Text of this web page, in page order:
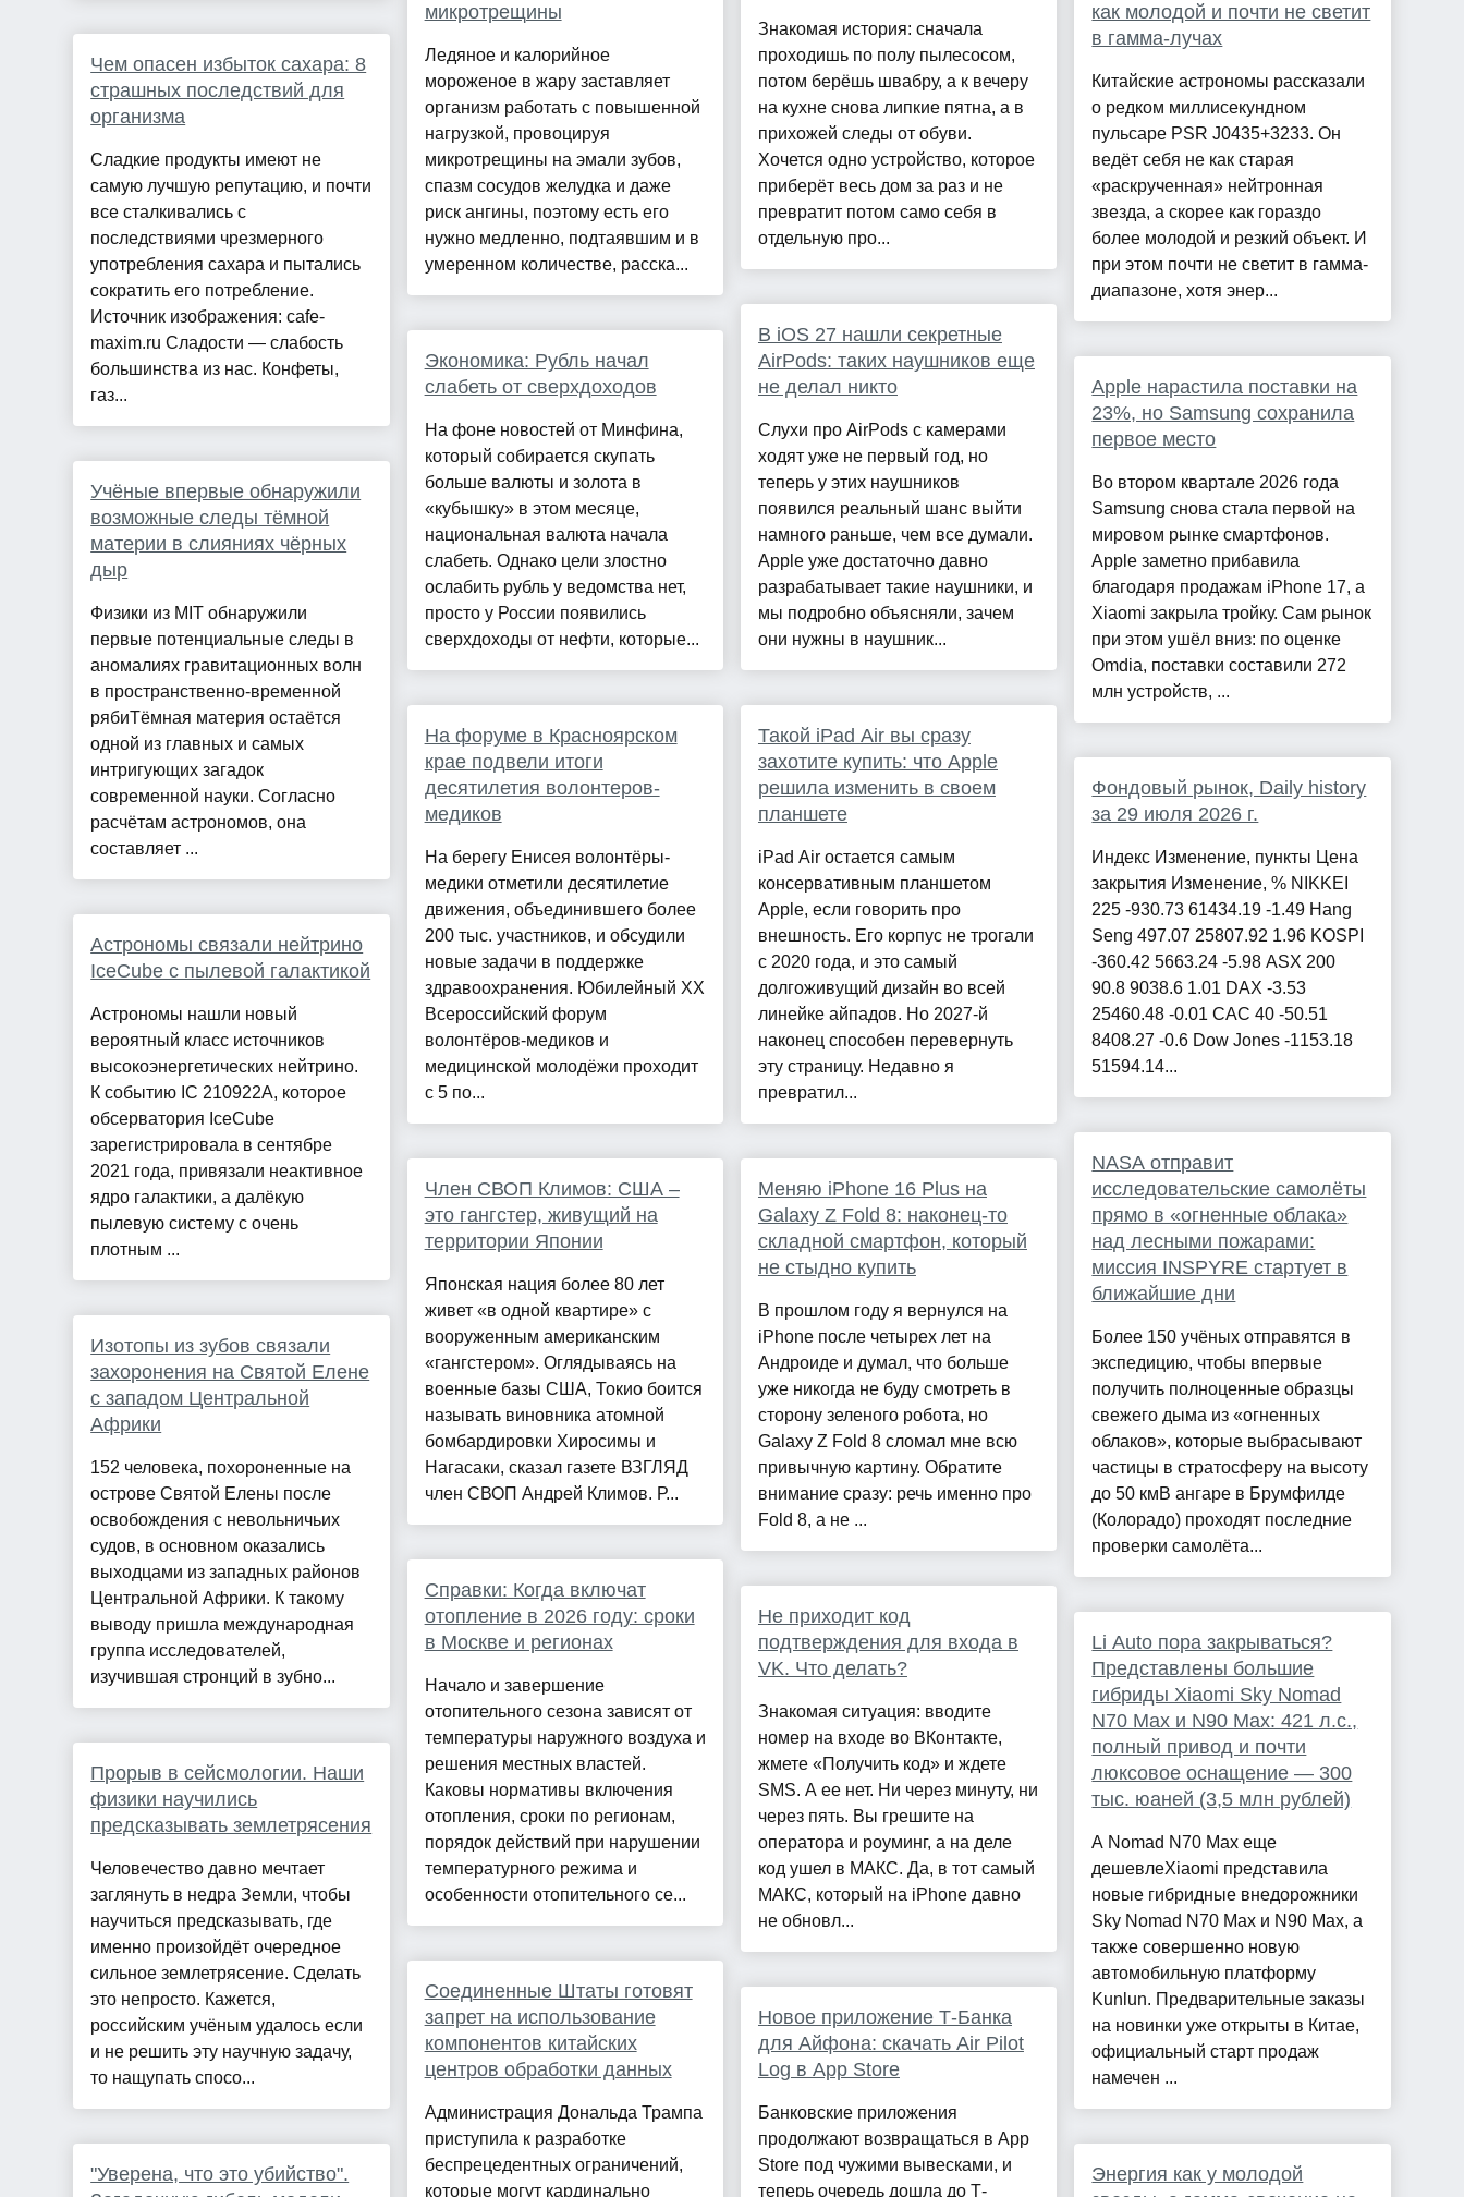
Чем опасен избыток сахара: 8
страшных последствий для
организма
Сладкие продукты имеют не
самую лучшую репутацию, и почти
все сталкивались с
последствиями чрезмерного
употребления сахара и пытались
сократить его потребление.
Источник изображения: cafe-
maxim.ru Сладости — слабость
большинства из нас. Конфеты,
газ...
Учёные впервые обнаружили
возможные следы тёмной
материи в слияниях чёрных
дыр
Физики из MIT обнаружили
первые потенциальные следы в
аномалиях гравитационных волн
в пространственно-временной
рябиТёмная материя остаётся
одной из главных и самых
интригующих загадок
современной науки. Согласно
расчётам астрономов, она
составляет ...
Астрономы связали нейтрино
IceCube с пылевой галактикой
Астрономы нашли новый
вероятный класс источников
высокоэнергетических нейтрино.
К событию IC 210922A, которое
обсерватория IceCube
зарегистрировала в сентябре
2021 года, привязали неактивное
ядро галактики, а далёкую
пылевую систему с очень
плотным ...
Изотопы из зубов связали
захоронения на Святой Елене
с западом Центральной
Африки
152 человека, похороненные на
острове Святой Елены после
освобождения с невольничьих
судов, в основном оказались
выходцами из западных районов
Центральной Африки. К такому
выводу пришла международная
группа исследователей,
изучившая стронций в зубно...
Прорыв в сейсмологии. Наши
физики научились
предсказывать землетрясения
Человечество давно мечтает
заглянуть в недра Земли, чтобы
научиться предсказывать, где
именно произойдёт очередное
сильное землетрясение. Сделать
это непросто. Кажется,
российским учёным удалось если
и не решить эту научную задачу,
то нащупать спосо...
"Уверена, что это убийство".
микротрещины
Ледяное и калорийное
мороженое в жару заставляет
организм работать с повышенной
нагрузкой, провоцируя
микротрещины на эмали зубов,
спазм сосудов желудка и даже
риск ангины, поэтому есть его
нужно медленно, подтаявшим и в
умеренном количестве, расска...
Экономика: Рубль начал
слабеть от сверхдоходов
На фоне новостей от Минфина,
который собирается скупать
больше валюты и золота в
«кубышку» в этом месяце,
национальная валюта начала
слабеть. Однако цели злостно
ослабить рубль у ведомства нет,
просто у России появились
сверхдоходы от нефти, которые...
На форуме в Красноярском
крае подвели итоги
десятилетия волонтеров-
медиков
На берегу Енисея волонтёры-
медики отметили десятилетие
движения, объединившего более
200 тыс. участников, и обсудили
новые задачи в поддержке
здравоохранения. Юбилейный ХХ
Всероссийский форум
волонтёров-медиков и
медицинской молодёжи проходит
с 5 по...
Член СВОП Климов: США –
это гангстер, живущий на
территории Японии
Японская нация более 80 лет
живет «в одной квартире» с
вооруженным американским
«гангстером». Оглядываясь на
военные базы США, Токио боится
называть виновника атомной
бомбардировки Хиросимы и
Нагасаки, сказал газете ВЗГЛЯД
член СВОП Андрей Климов. Р...
Справки: Когда включат
отопление в 2026 году: сроки
в Москве и регионах
Начало и завершение
отопительного сезона зависят от
температуры наружного воздуха и
решения местных властей.
Каковы нормативы включения
отопления, сроки по регионам,
порядок действий при нарушении
температурного режима и
особенности отопительного се...
Соединенные Штаты готовят
запрет на использование
компонентов китайских
центров обработки данных
Администрация Дональда Трампа
приступила к разработке
беспрецедентных ограничений,
которые могут кардинально
Знакомая история: сначала
проходишь по полу пылесосом,
потом берёшь швабру, а к вечеру
на кухне снова липкие пятна, а в
прихожей следы от обуви.
Хочется одно устройство, которое
приберёт весь дом за раз и не
превратит потом само себя в
отдельную про...
В iOS 27 нашли секретные
AirPods: таких наушников еще
не делал никто
Слухи про AirPods с камерами
ходят уже не первый год, но
теперь у этих наушников
появился реальный шанс выйти
намного раньше, чем все думали.
Apple уже достаточно давно
разрабатывает такие наушники, и
мы подробно объясняли, зачем
они нужны в наушник...
Такой iPad Air вы сразу
захотите купить: что Apple
решила изменить в своем
планшете
iPad Air остается самым
консервативным планшетом
Apple, если говорить про
внешность. Его корпус не трогали
с 2020 года, и это самый
долгоживущий дизайн во всей
линейке айпадов. Но 2027-й
наконец способен перевернуть
эту страницу. Недавно я
превратил...
Меняю iPhone 16 Plus на
Galaxy Z Fold 8: наконец-то
складной смартфон, который
не стыдно купить
В прошлом году я вернулся на
iPhone после четырех лет на
Андроиде и думал, что больше
уже никогда не буду смотреть в
сторону зеленого робота, но
Galaxy Z Fold 8 сломал мне всю
привычную картину. Обратите
внимание сразу: речь именно про
Fold 8, а не ...
Не приходит код
подтверждения для входа в
VK. Что делать?
Знакомая ситуация: вводите
номер на входе во ВКонтакте,
жмете «Получить код» и ждете
SMS. А ее нет. Ни через минуту, ни
через пять. Вы грешите на
оператора и роуминг, а на деле
код ушел в МАКС. Да, в тот самый
МАКС, который на iPhone давно
не обновл...
Новое приложение Т-Банка
для Айфона: скачать Air Pilot
Log в App Store
Банковские приложения
продолжают возвращаться в App
Store под чужими вывесками, и
теперь очередь дошла до Т-
как молодой и почти не светит
в гамма-лучах
Китайские астрономы рассказали
о редком миллисекундном
пульсаре PSR J0435+3233. Он
ведёт себя не как старая
«раскрученная» нейтронная
звезда, а скорее как гораздо
более молодой и резкий объект. И
при этом почти не светит в гамма-
диапазоне, хотя энер...
Apple нарастила поставки на
23%, но Samsung сохранила
первое место
Во втором квартале 2026 года
Samsung снова стала первой на
мировом рынке смартфонов.
Apple заметно прибавила
благодаря продажам iPhone 17, а
Xiaomi закрыла тройку. Сам рынок
при этом ушёл вниз: по оценке
Omdia, поставки составили 272
млн устройств, ...
Фондовый рынок, Daily history
за 29 июля 2026 г.
Индекс Изменение, пункты Цена
закрытия Изменение, % NIKKEI
225 -930.73 61434.19 -1.49 Hang
Seng 497.07 25807.92 1.96 KOSPI
-360.42 5663.24 -5.98 ASX 200
90.8 9038.6 1.01 DAX -3.53
25460.48 -0.01 CAC 40 -50.51
8408.27 -0.6 Dow Jones -1153.18
51594.14...
NASA отправит
исследовательские самолёты
прямо в «огненные облака»
над лесными пожарами:
миссия INSPYRE стартует в
ближайшие дни
Более 150 учёных отправятся в
экспедицию, чтобы впервые
получить полноценные образцы
свежего дыма из «огненных
облаков», которые выбрасывают
частицы в стратосферу на высоту
до 50 кмВ ангаре в Брумфилде
(Колорадо) проходят последние
проверки самолёта...
Li Auto пора закрываться?
Представлены большие
гибриды Xiaomi Sky Nomad
N70 Max и N90 Max: 421 л.с.,
полный привод и почти
люксовое оснащение — 300
тыс. юаней (3,5 млн рублей)
А Nomad N70 Max еще
дешевлеXiaomi представила
новые гибридные внедорожники
Sky Nomad N70 Max и N90 Max, а
также совершенно новую
автомобильную платформу
Kunlun. Предварительные заказы
на новинки уже открыты в Китае,
официальный старт продаж
намечен ...
Энергия как у молодой